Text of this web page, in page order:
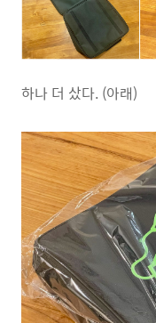
하나 더 샀다. (아래)